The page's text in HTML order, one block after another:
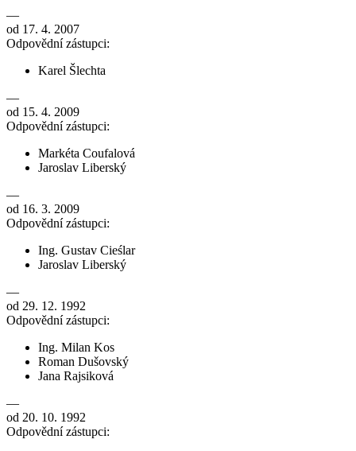
—
od 17. 4. 2007
Odpovědní zástupci:
Karel Šlechta
—
od 15. 4. 2009
Odpovědní zástupci:
Markéta Coufalová
Jaroslav Liberský
—
od 16. 3. 2009
Odpovědní zástupci:
Ing. Gustav Cieślar
Jaroslav Liberský
—
od 29. 12. 1992
Odpovědní zástupci:
Ing. Milan Kos
Roman Dušovský
Jana Rajsiková
—
od 20. 10. 1992
Odpovědní zástupci: